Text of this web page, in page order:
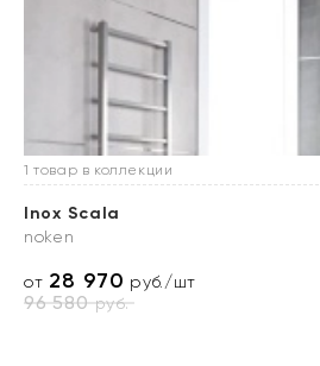
1 товар в коллекции
Inox Scala
noken
от 28 970 руб./шт
96 580руб.